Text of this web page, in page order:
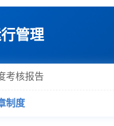
管理
考核报告
制度